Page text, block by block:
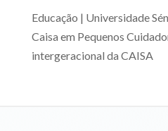
Educação | Universidade
Caisa em Pequenos
intergeracional da CAISA